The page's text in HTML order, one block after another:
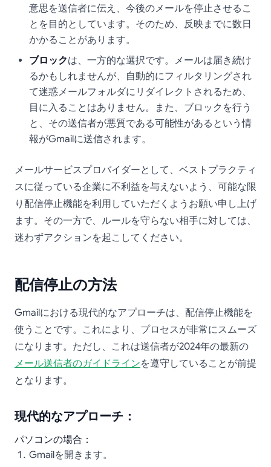
意思を送信者に伝え、今後のメールを停止させるこ
とを目的としています。そのため、反映までに数日
かかることがあります。
ブロックは、一方的な選択です。メールは届き続け
るかもしれませんが、自動的にフィルタリングされ
て迷惑メールフォルダにリダイレクトされるため、
目に入ることはありません。また、ブロックを行う
と、その送信者が悪質である可能性があるという情
報がGmailに送信されます。
メールサービスプロバイダーとして、ベストプラクティ
スに従っている企業に不利益を与えないよう、可能な限
り配信停止機能を利用していただくようお願い申し上げ
ます。その一方で、ルールを守らない相手に対しては、
迷わずアクションを起こしてください。
配信停止の方法
Gmailにおける現代的なアプローチは、配信停止機能を
使うことです。これにより、プロセスが非常にスムーズ
になります。ただし、これは送信者が2024年の最新の
メール送信者のガイドラインを遵守していることが前提
となります。
現代的なアプローチ：
パソコンの場合：
Gmailを開きます。